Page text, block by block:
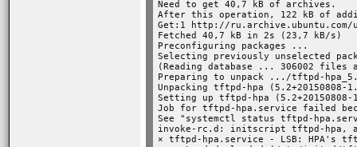
Need to get 40,7 kB of archives.
After this operation, 122 kB of
Get:1 http://ru.archive.ubuntu.com/
Fetched 40,7 kB in 2s (23,7 kB/
Preconfiguring packages ...
Selecting previously unselected
(Reading database ... 306002
Preparing to unpack .../tftpd-
Unpacking tftpd-hpa
Setting up tftpd-hpa
Job for tftpd-hpa.service failed
See "systemctl status tftpd-
invoke-rc.d: initscript tftpd-hpa,
× tftpd-hpa.service - LSB: HPA's
put file
put localfile remotefile
put file1 file2 ... fileN
Выгрузит файл или
директорию на сетевом
Место назначения